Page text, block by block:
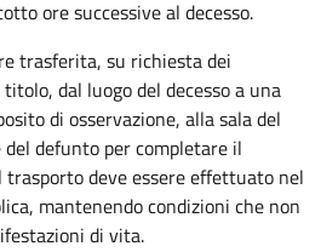
ore successive al decesso.
trasferita, su richiesta dei
dal luogo del decesso a una
di osservazione, alla sala del
defunto percompletare il
trasporto deve essere effettuato nel
mantenendo condizioni che non
di vita.